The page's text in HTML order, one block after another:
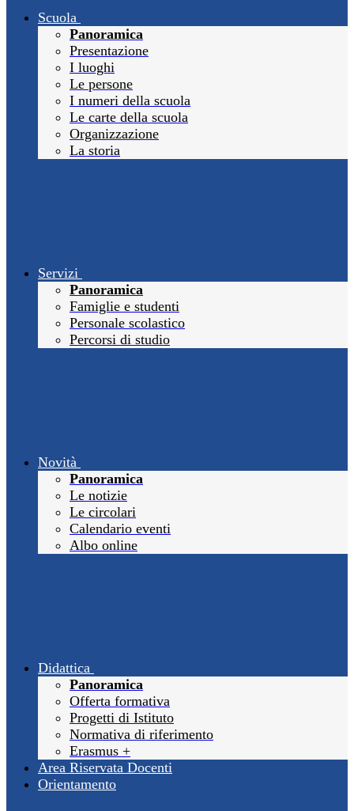
Scuola
Panoramica
Presentazione
I luoghi
Le persone
I numeri della scuola
Le carte della scuola
Organizzazione
La storia
Servizi
Panoramica
Famiglie e studenti
Personale scolastico
Percorsi di studio
Novità
Panoramica
Le notizie
Le circolari
Calendario eventi
Albo online
Didattica
Panoramica
Offerta formativa
Progetti di Istituto
Normativa di riferimento
Erasmus +
Area Riservata Docenti
Orientamento